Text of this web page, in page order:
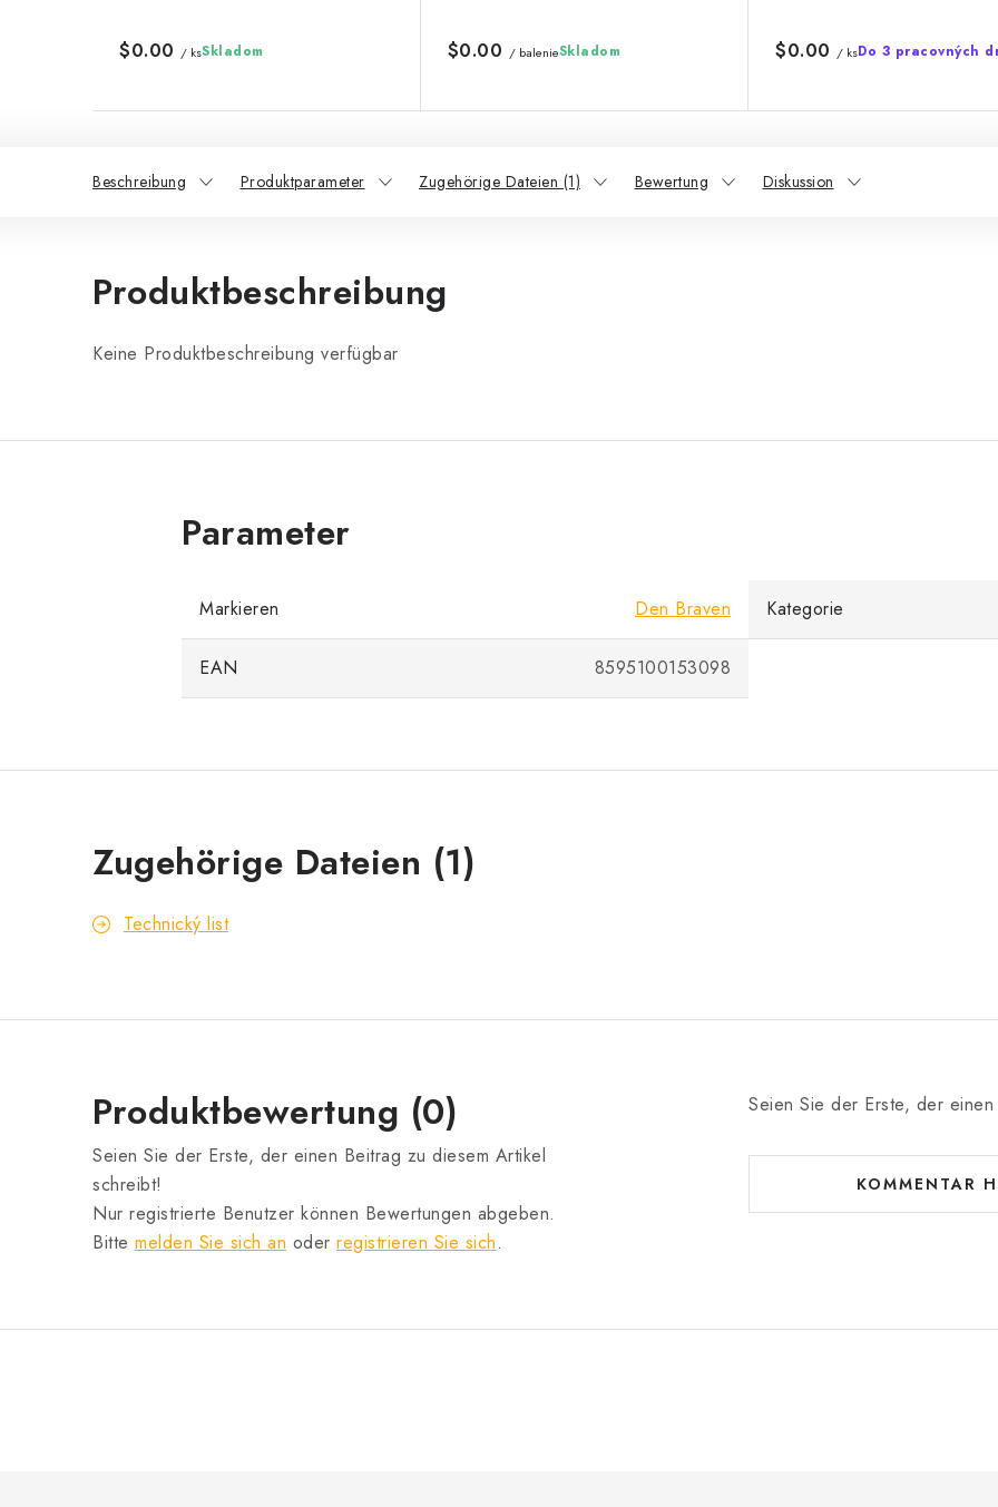
$0.00 / ksSkladom $0.00 / balenieSkladom $0.00 / ksDo 3 pracovných
Beschreibung Produktparameter Zugehörige Dateien (1) Bewertung Diskussion
Produktbeschreibung
Keine Produktbeschreibung verfügbar
Markieren Den Braven Kategorie
EAN 8595100153098
Zugehörige Dateien (1)
Technický list
Produktbewertung (0)
Seien Sie der Erste, der einen Beitrag zu diesem Artikel
schreibt!
Nur registrierte Benutzer können Bewertungen abgeben.
Bitte melden Sie sich an oder registrieren Sie sich.
Seien Sie der Erste, der
KOMMENTAR